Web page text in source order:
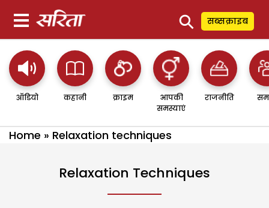
⚲ सब्सक्राइब
ऑडियो कहानी क्राइम
आपकी
समस्याएं
राजनीति
Home » Relaxation techniques
Relaxation Techniques